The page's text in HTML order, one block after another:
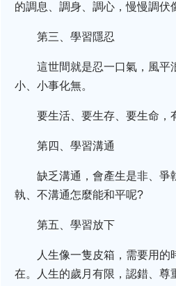
的調息、調身、調心，慢慢調伏
第三、學習隱忍
這世間就是忍一口氣，風平
小、小事化無。
要生活、要生存、要生命，
第四、學習溝通
缺乏溝通，會產生是非、爭
執、不溝通怎麼能和平呢?
第五、學習放下
人生像一隻皮箱，需要用
在。人生的歲月有限，認錯、尊